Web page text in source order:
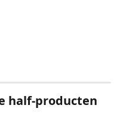
half-producten